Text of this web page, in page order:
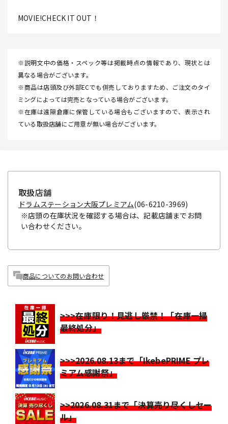
MOVIE!CHECK IT OUT！
※説明文中の価格・スペック等は掲載時点の情報であり、現状とは
異なる場合がございます。
※商品は店頭及び外部ECでも併売しておりますため、ご注文のタイ
ミングによっては完売となっている場合がございます。
※在庫は遠隔倉庫に保管している場合もございますので、表示され
ている取扱店舗にご用意が無い場合がございます。
取扱店舗
ドラムステーション大阪プレミアム(06-6210-3969)
※店頭の在庫状況を確認する場合は、記載店舗までお問
い合わせください。
商品についてのお問い合わせ
>>>在庫限り！見逃し厳禁！「在庫一掃
最終処分」
>>>2026.08.13まで「IkebePRIME プレ
ミアム感謝祭」
>>2026.08.31まで「決算売り尽くしセー
ル」